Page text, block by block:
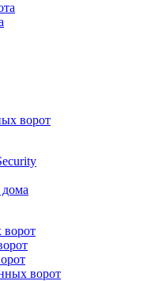
ворот
ворот
ворот